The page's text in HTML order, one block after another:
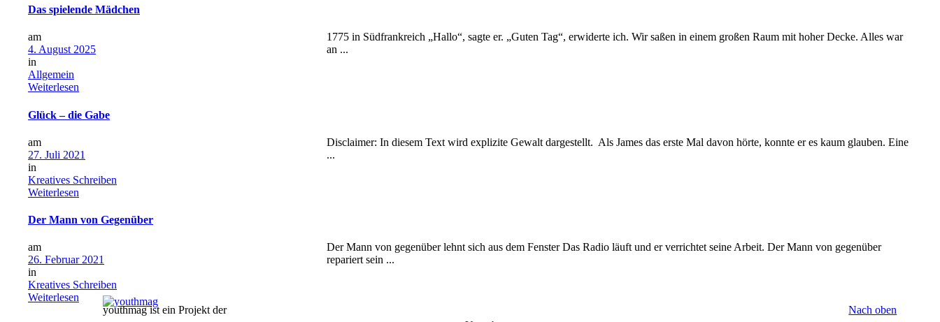
Das spielende Mädchen
am
4. August 2025
in
Allgemein
Weiterlesen
1775 in Südfrankreich „Hallo“, sagte er. „Guten Tag“, erwiderte ich. Wir saßen in einem großen Raum mit hoher Decke. Alles war
an ...
Glück – die Gabe
am
27. Juli 2021
in
Kreatives Schreiben
Weiterlesen
Disclaimer: In diesem Text wird explizite Gewalt dargestellt. Als James das erste Mal davon hörte, konnte er es kaum glauben. Eine
...
Der Mann von Gegenüber
am
26. Februar 2021
in
Kreatives Schreiben
Weiterlesen
Der Mann von gegenüber lehnt sich aus dem Fenster Das Radio läuft und er verrichtet seine Arbeit. Der Mann von gegenüber
repariert sein ...
youthmag ist ein Projekt der
Nach oben